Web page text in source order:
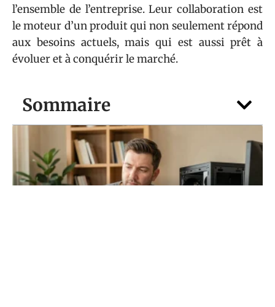
Sommaire
l’ensemble de l’entreprise. Leur collaboration est
le moteur d’un produit qui non seulement répond
aux besoins actuels, mais qui est aussi prêt à
évoluer et à conquérir le marché.